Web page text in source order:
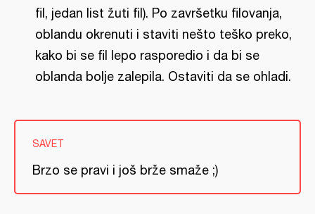
fil, jedan list žuti fil). Po završetku filovanja,
oblandu okrenuti i staviti nešto teško preko,
kako bi se fil lepo rasporedio i da bi se
oblanda bolje zalepila. Ostaviti da se ohladi.
SAVET
Brzo se pravi i još brže smaže ;)